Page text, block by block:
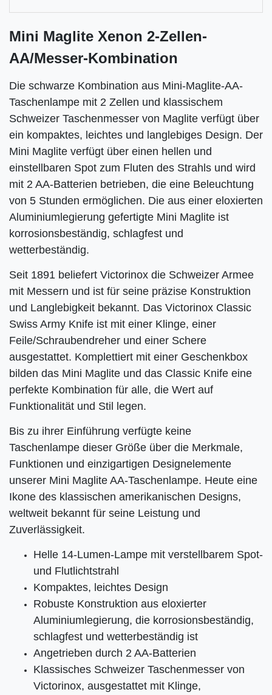
Mini Maglite Xenon 2-Zellen-
AA/Messer-Kombination
Die schwarze Kombination aus Mini-Maglite-AA-
Taschenlampe mit 2 Zellen und klassischem
Schweizer Taschenmesser von Maglite verfügt über
ein kompaktes, leichtes und langlebiges Design. Der
Mini Maglite verfügt über einen hellen und
einstellbaren Spot zum Fluten des Strahls und wird
mit 2 AA-Batterien betrieben, die eine Beleuchtung
von 5 Stunden ermöglichen. Die aus einer eloxierten
Aluminiumlegierung gefertigte Mini Maglite ist
korrosionsbeständig, schlagfest und
wetterbeständig.
Seit 1891 beliefert Victorinox die Schweizer Armee
mit Messern und ist für seine präzise Konstruktion
und Langlebigkeit bekannt. Das Victorinox Classic
Swiss Army Knife ist mit einer Klinge, einer
Feile/Schraubendreher und einer Schere
ausgestattet. Komplettiert mit einer Geschenkbox
bilden das Mini Maglite und das Classic Knife eine
perfekte Kombination für alle, die Wert auf
Funktionalität und Stil legen.
Bis zu ihrer Einführung verfügte keine
Taschenlampe dieser Größe über die Merkmale,
Funktionen und einzigartigen Designelemente
unserer Mini Maglite AA-Taschenlampe. Heute eine
Ikone des klassischen amerikanischen Designs,
weltweit bekannt für seine Leistung und
Zuverlässigkeit.
Helle 14-Lumen-Lampe mit verstellbarem Spot-
und Flutlichtstrahl
Kompaktes, leichtes Design
Robuste Konstruktion aus eloxierter
Aluminiumlegierung, die korrosionsbeständig,
schlagfest und wetterbeständig ist
Angetrieben durch 2 AA-Batterien
Klassisches Schweizer Taschenmesser von
Victorinox, ausgestattet mit Klinge,